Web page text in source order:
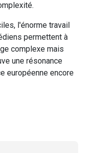
l'énorme travail
permettent à
complexe mais
une résonance
européenne encore